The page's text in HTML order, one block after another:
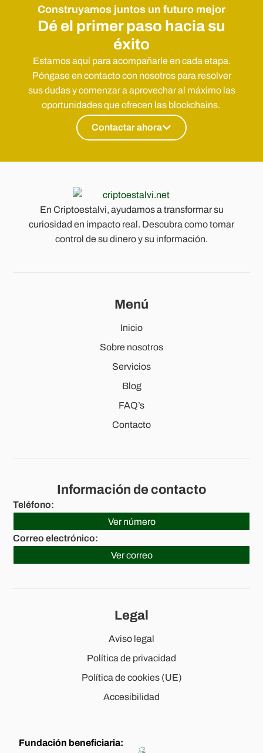
Construyamos juntos un futuro mejor
Dé el primer paso hacia su
éxito
Estamos aquí para acompañarle en cada etapa.
Póngase en contacto con nosotros para resolver
sus dudas y comenzar a aprovechar al máximo las
oportunidades que ofrecen las blockchains.
Contactar ahora
En Criptoestalvi, ayudamos a transformar su
curiosidad en impacto real. Descubra como tomar
control de su dinero y su información.
Menú
Inicio
Sobre nosotros
Servicios
Blog
FAQ’s
Contacto
Información de contacto
Teléfono:
Ver número
633 731 048
Correo electrónico:
Ver correo
criptoestalvi[@]protonmail.com
Legal
Aviso legal
Política de privacidad
Política de cookies (UE)
Accesibilidad
Fundación beneficiaria: